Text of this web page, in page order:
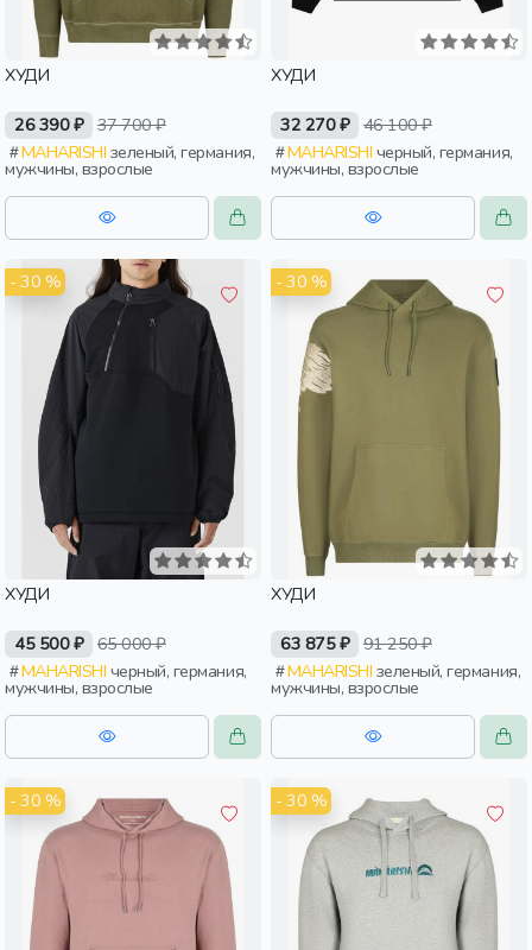
ХУДИ
26 390 ₽ 37 700 ₽
MAHARISHI
мужчины, взрослые
ХУДИ
32 270 ₽ 46 100 ₽
MAHARISHI
мужчины, взрослые
- 30 %
ХУДИ
45 500 ₽ 65 000 ₽
MAHARISHI
мужчины, взрослые
- 30 %
ХУДИ
63 875 ₽ 91 250 ₽
MAHARISHI
мужчины, взрослые
- 30 % - 30 %